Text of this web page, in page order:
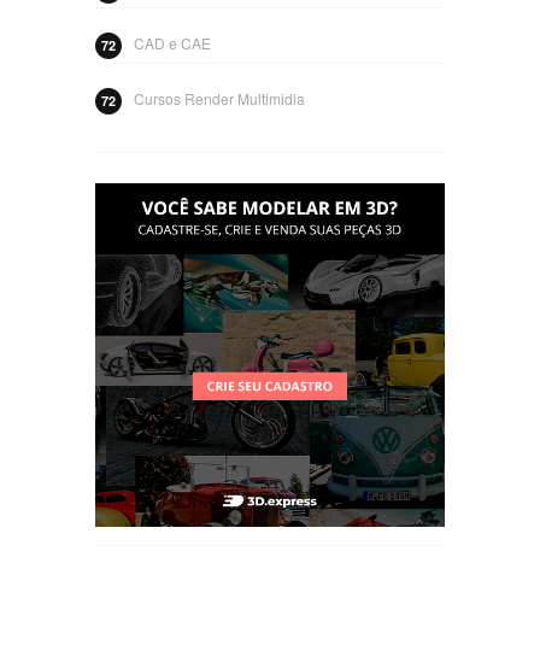
CAD e CAE
72
Cursos Render Multimidia
72